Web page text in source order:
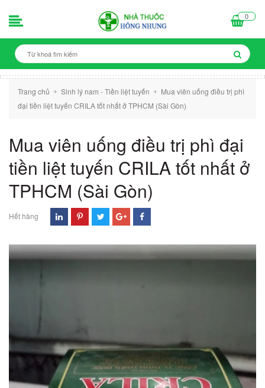
0
Trang chủ + Sinh lý nam - Tiền liệt tuyến +
Mua viên uống điều trị phì
đại tiền liệt tuyến CRILA tốt nhất ở TPHCM (Sài Gòn)
Mua viên uống điều trị phì đại
tiền liệt tuyến CRILA tốt nhất ở
TPHCM (Sài Gòn)
Hết hàng